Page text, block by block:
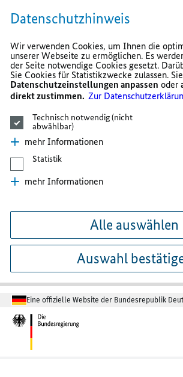
Datenschutzhinweis
Wir verwenden Cookies, um Ihnen die
unserer Webseite zu ermöglichen. Es
der Seite notwendige Cookies gesetzt.
Sie Cookies für Statistikzwecke zulassen.
Datenschutzeinstellungen anpassen oder
direkt zustimmen.Zur
Technisch notwendig (nicht
abwählbar)
mehr Informationen
Statistik
mehr Informationen
Alle auswählen
Auswahl
Eine offizielle Website der Bundesrepublik